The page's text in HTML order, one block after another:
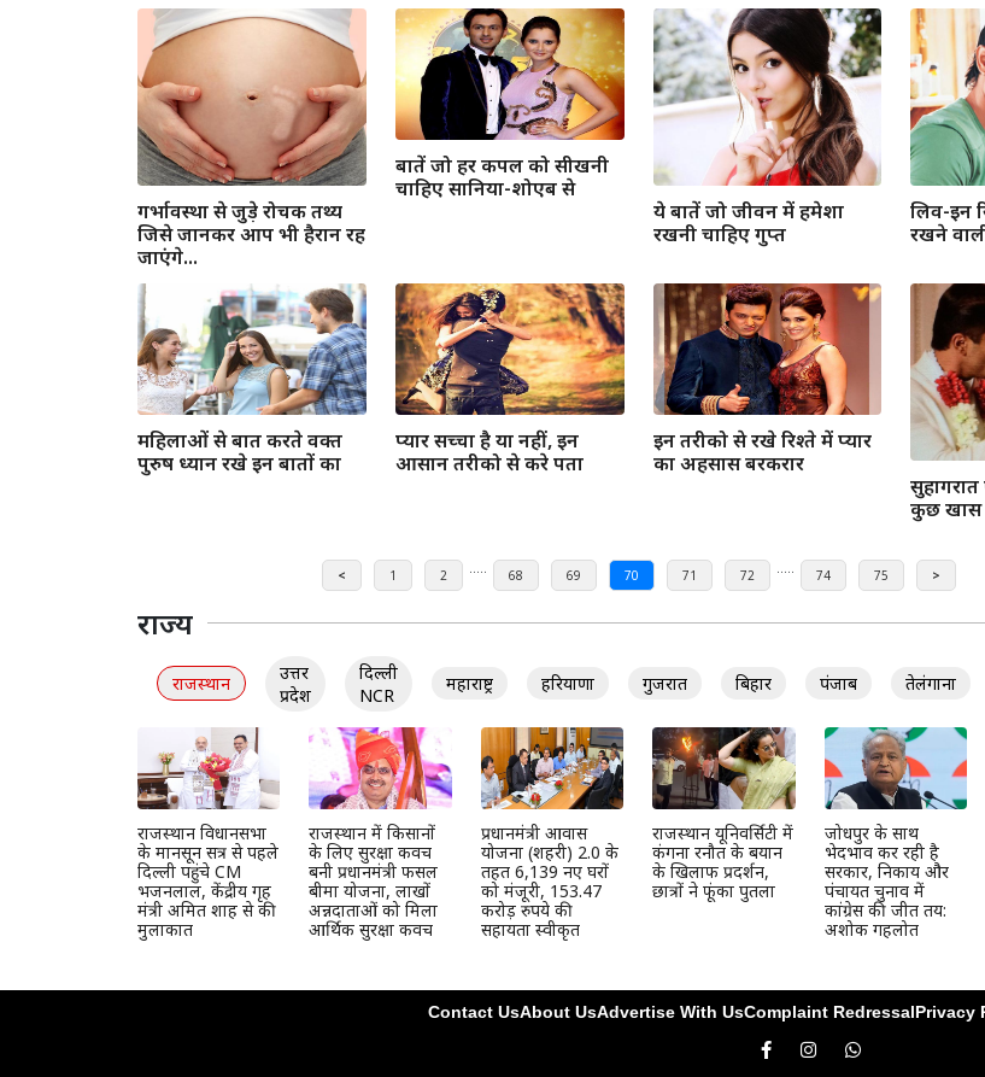
गर्भावस्था से जुड़े रोचक तथ्य
जिसे जानकर आप भी हैरान रह
जाएंगे...
बातें जो हर कपल को सीखनी
चाहिए सानिया-शोएब से
ये बातें जो जीवन में हमेशा
रखनी चाहिए गुप्त
लिव-इन
रखने
महिलाओं से बात करते वक्त
पुरुष ध्यान रखे इन बातों का
प्यार सच्चा है या नहीं, इन
आसान तरीको से करे पता
इन तरीको से रखे रिश्ते में प्यार
का अहसास बरकरार
कुछ खास
< 1 2 68 69 70 71 72 74 75 >
राज्य
राजस्थान
उत्तर
प्रदेश
दिल्ली
NCR
महाराष्ट्र हरियाणा गुजरात बिहार पंजाब तेलंगाना
राजस्थान विधानसभा
के मानसून सत्र से पहले
दिल्ली पहुंचे CM
भजनलाल, केंद्रीय गृह
मंत्री अमित शाह से की
मुलाकात
राजस्थान में किसानों
के लिए सुरक्षा कवच
बनी प्रधानमंत्री फसल
बीमा योजना, लाखों
अन्नदाताओं को मिला
आर्थिक सुरक्षा कवच
प्रधानमंत्री आवास
योजना (शहरी) 2.0 के
तहत 6,139 नए घरों
को मंजूरी, 153.47
करोड़ रुपये की
सहायता स्वीकृत
राजस्थान यूनिवर्सिटी में
कंगना रनौत के बयान
के खिलाफ प्रदर्शन,
छात्रों ने फूंका पुतला
जोधपुर के साथ
भेदभाव कर रही है
सरकार, निकाय और
पंचायत चुनाव में
कांग्रेस की जीत तय:
अशोक गहलोत
Contact UsAbout UsAdvertise With UsComplaint RedressalPrivacy